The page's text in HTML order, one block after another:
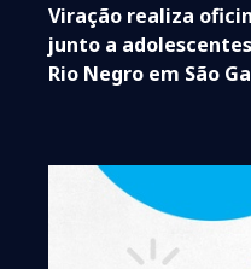
Viração realiza
junto a
Rio Negro em São